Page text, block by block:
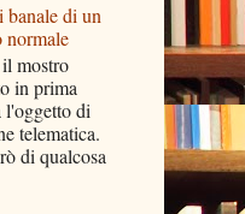
banale di un
normale
mostro
in prima
l'oggetto di
telematica.
di qualcosa